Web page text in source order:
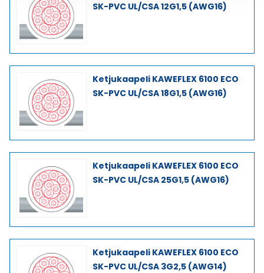
SK-PVC UL/CSA 12G1,5 (AWG16)
Ketjukaapeli KAWEFLEX 6100 ECO
SK-PVC UL/CSA 18G1,5 (AWG16)
Ketjukaapeli KAWEFLEX 6100 ECO
SK-PVC UL/CSA 25G1,5 (AWG16)
Ketjukaapeli KAWEFLEX 6100 ECO
SK-PVC UL/CSA 3G2,5 (AWG14)